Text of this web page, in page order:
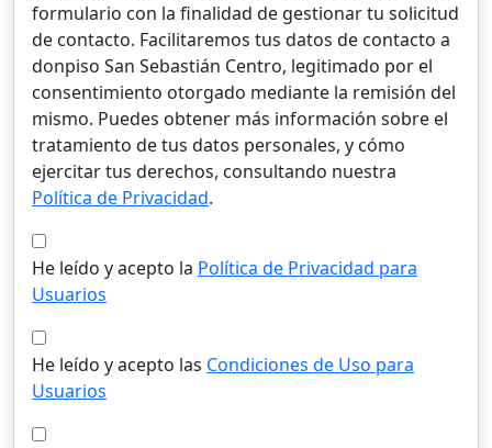
formulario con la finalidad de gestionar tu solicitud
de contacto. Facilitaremos tus datos de contacto a
donpiso San Sebastián Centro, legitimado por el
consentimiento otorgado mediante la remisión del
mismo. Puedes obtener más información sobre el
tratamiento de tus datos personales, y cómo
ejercitar tus derechos, consultando nuestra
Política de Privacidad.
He leído y acepto la Política de Privacidad para
Usuarios
He leído y acepto las Condiciones de Uso para
Usuarios